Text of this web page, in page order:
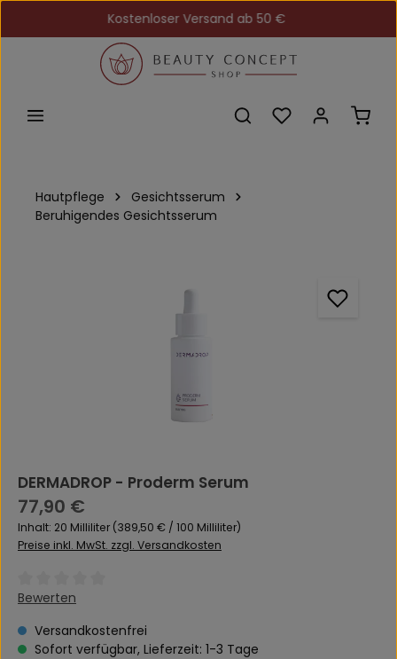
Zum Hauptinhalt springenKostenloser Versand ab 50 €
Du hast 0
Hautpflege
Gesichtsserum
Beruhigendes Gesichtsserum
DERMADROP - Proderm Serum
Regulärer Preis:
77,90 €
Inhalt: 20 Milliliter (389,50 € / 100 Milliliter)
Preise inkl. MwSt. zzgl. Versandkosten
Durchschnittliche Bewertung von 0 von 5 Sternen
Bewerten
Versandkostenfrei
Sofort verfügbar, Lieferzeit: 1-3 Tage